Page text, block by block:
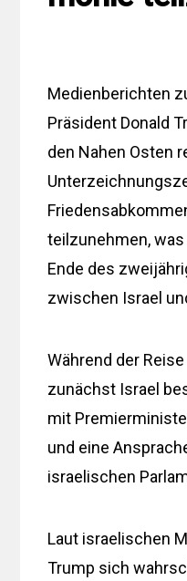
Medienberichten
Präsident Donald
den Nahen Osten
teilzunehmen,
Ende des
zwischen Israel
Während der
zunächst Israel
mit
und eine
israelischen
Laut israelischen
Trump sich